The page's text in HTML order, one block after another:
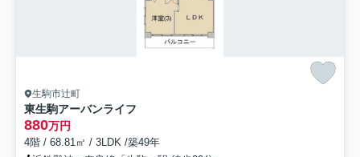
生駒市辻町
東生駒アーバンライフ
880万円
4階 / 68.81㎡ / 3LDK /築49年